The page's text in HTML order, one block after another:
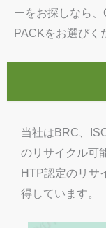
ーをお探しなら、
PACKをお選びく
当社はBRC、
のリサイクル可
HTP認定のリサ
得しています。